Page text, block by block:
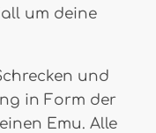
um deine
und
in Form der
Emu. Alle